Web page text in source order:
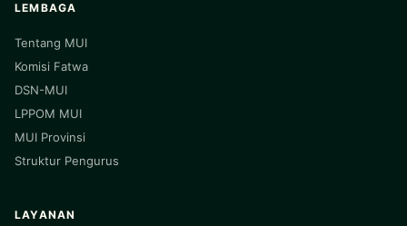
LEMBAGA
Tentang MUI
Komisi Fatwa
DSN-MUI
LPPOM MUI
MUI Provinsi
Struktur Pengurus
LAYANAN